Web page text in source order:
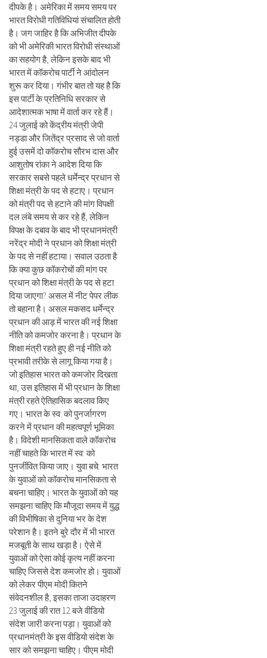
दीपके है। अमेरिका में समय समय पर
भारत विरोधी गतिविधियां संचालित होती
है। जग जाहिर है कि अभिजीत दीपके
को भी अमेरिकी भारत विरोधी संस्थाओं
का सहयोग है, लेकिन इसके बाद भी
भारत में कॉकरोच पार्टी ने आंदोलन
शुरू कर दिया। गंभीर बात तो यह है कि
इस पार्टी के प्रतिनिधि सरकार से
आदेशात्मक भाषा में वार्ता कर रहे हैं।
24 जुलाई को केंद्रीय मंत्री जेपी
नड्डा और जितेंद्र प्रसाद से जो वार्ता
हुई उसमें दो कॉकरोच सौरभ दास और
आशुतोष रांका ने आदेश दिया कि
सरकार सबसे पहले धर्मेन्द्र प्रधान से
शिक्षा मंत्री के पद से हटाए। प्रधान
को मंत्री पद से हटाने की मांग विपक्षी
दल लंबे समय से कर रहे हैं, लेकिन
विपक्ष के दबाव के बाद भी प्रधानमंत्री
नरेंद्र मोदी ने प्रधान को शिक्षा मंत्री
के पद से नहीं हटाया। सवाल उठता है
कि क्या कुछ कॉकरोचों की मांग पर
प्रधान को शिक्षा मंत्री के पद से हटा
दिया जाएगा? असल में नीट पेपर लीक
तो बहाना है। असल मकसद धर्मेन्द्र
प्रधान की आड़ में भारत की नई शिक्षा
नीति को कमजोर करना है। प्रधान के
शिक्षा मंत्री रहते हुए ही नई नीति को
प्रभावी तरीके से लागू किया गया है।
जो इतिहास भारत को कमजोर दिखता
था, उस इतिहास में भी प्रधान के शिक्षा
मंत्री रहते ऐतिहासिक बदलाव किए
गए। भारत के स्व: को पुनर्जागरण
करने में प्रधान की महत्वपूर्ण भूमिका
है। विदेशी मानसिकता वाले कॉकरोच
नहीं चाहते कि भारत में स्व: को
पुनर्जीवित किया जाए। युवा बचे: भारत
के युवाओं को कॉकरोच मानसिकता से
बचना चाहिए। भारत के युवाओं को यह
समझना चाहिए कि मौजूदा समय में युद्ध
की विभीषिका से दुनिया भर के देश
परेशान है। इतने बुरे दौर में भी भारत
मजबूती के साथ खड़ा है। ऐसे में
युवाओं को ऐसा कोई कृत्य नहीं करना
चाहिए जिससे देश कमजोर हो। युवाओं
को लेकर पीएम मोदी कितने
संवेदनशील है, इसका ताजा उदाहरण
23 जुलाई की रात 12 बजे वीडियो
संदेश जारी करना पड़ा। युवाओं को
प्रधानमंत्री के इस वीडियो संदेश के
सार को समझना चाहिए। पीएम मोदी